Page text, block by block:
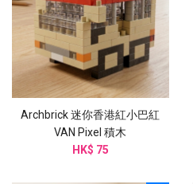
Archbrick 迷你香港紅小巴紅
VAN Pixel 積木
HK$ 75